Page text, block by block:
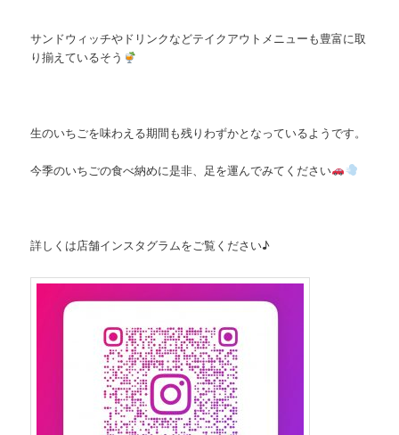
サンドウィッチやドリンクなどテイクアウトメニューも豊富に取
り揃えているそう
生のいちごを味わえる期間も残りわずかとなっているようです。
今季のいちごの食べ納めに是非、足を運んでみてください
詳しくは店舗インスタグラムをご覧ください♪